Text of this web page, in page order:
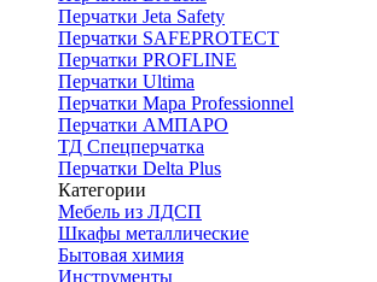
Перчатки Jeta Safety
Перчатки SAFEPROTECT
Перчатки PROFLINE
Перчатки Ultima
Перчатки Мара Professionnel
Перчатки АМПАРО
ТД Спецперчатка
Перчатки Delta Plus
Категории
Мебель из ЛДСП
Шкафы металлические
Бытовая химия
Инструменты